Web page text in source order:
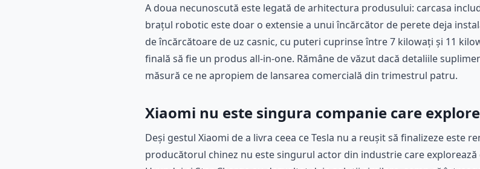
A doua necunoscută este legată de arhitectura produsului: carcasa
brațul robotic este doar o extensie a unui încărcător de perete deja
de încărcătoare de uz casnic, cu puteri cuprinse între 7 kilowați și 11
finală să fie un produs all-in-one. Rămâne de văzut dacă detaliile
măsură ce ne apropiem de lansarea comercială din trimestrul patru.
Xiaomi nu este singura companie care
Deși gestul Xiaomi de a livra ceea ce Tesla nu a reușit să finalizeze este
producătorul chinez nu este singurul actor din industrie care